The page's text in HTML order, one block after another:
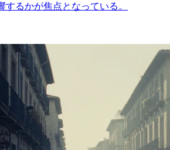
るかが焦点となっている。